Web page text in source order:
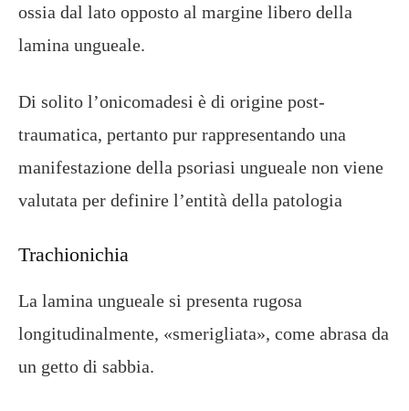
ossia dal lato opposto al margine libero della
lamina ungueale.
Di solito l’onicomadesi è di origine post-
traumatica, pertanto pur rappresentando una
manifestazione della psoriasi ungueale non viene
valutata per definire l’entità della patologia
Trachionichia
La lamina ungueale si presenta rugosa
longitudinalmente, «smerigliata», come abrasa da
un getto di sabbia.